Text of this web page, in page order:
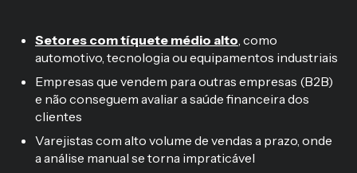
Setores com tíquete médio alto, como
automotivo, tecnologia ou equipamentos industriais
Empresas que vendem para outras empresas (B2B)
e não conseguem avaliar a saúde financeira dos
clientes
Varejistas com alto volume de vendas a prazo, onde
a análise manual se torna impraticável